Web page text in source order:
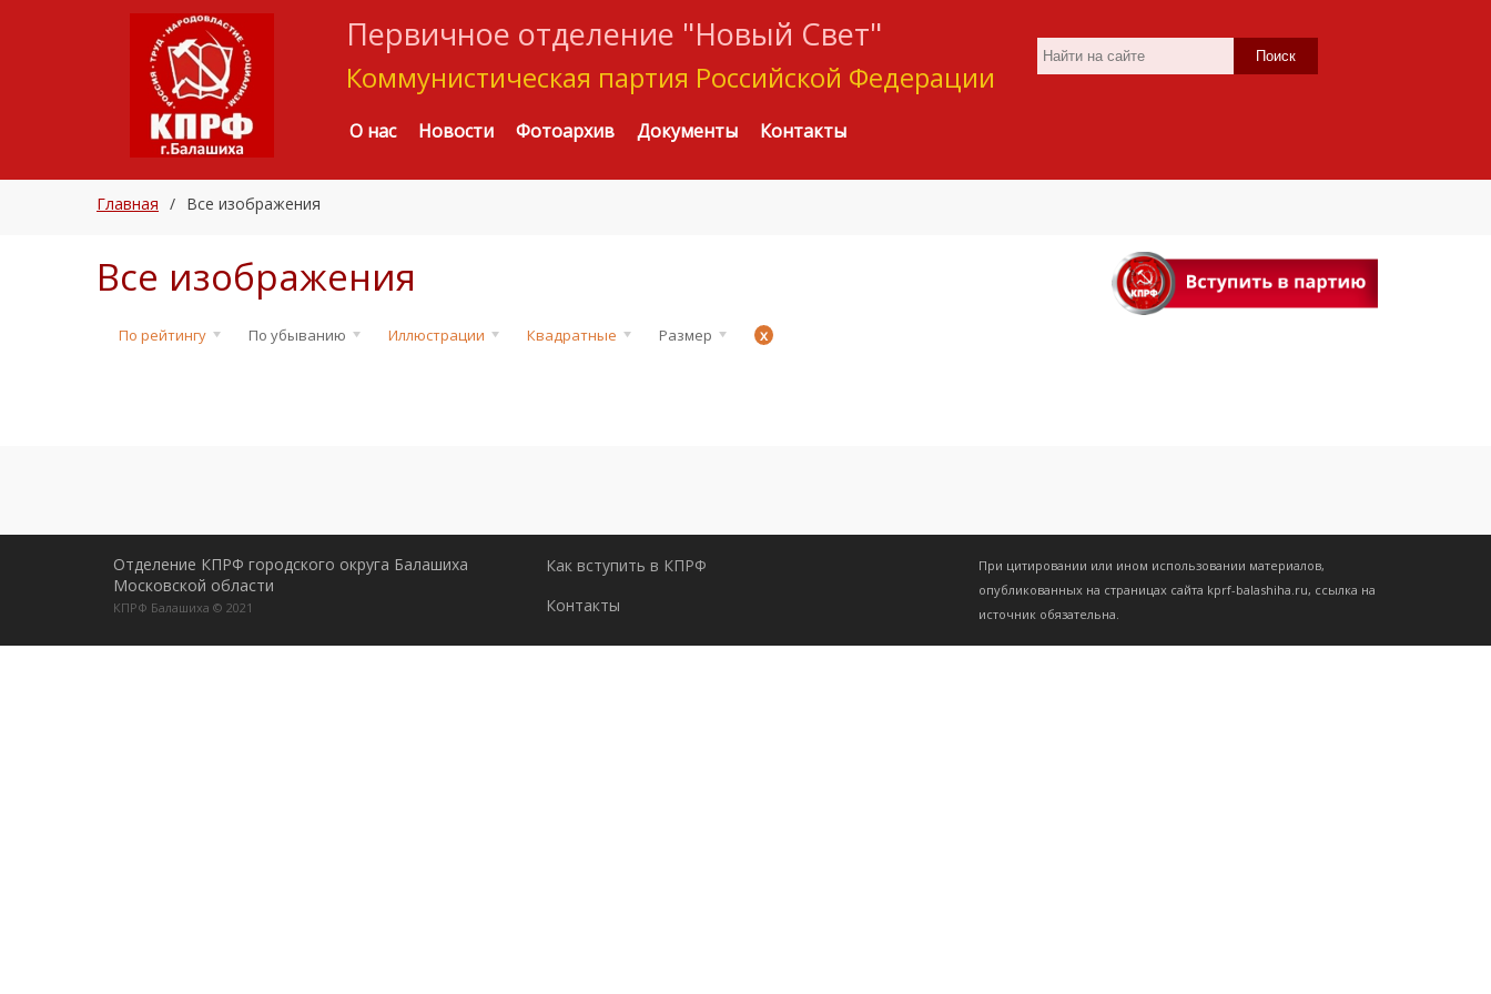
Первичное отделение "Новый Свет"
Коммунистическая партия Российской Федерации
Поиск
О нас Новости Фотоархив Документы Контакты
Главная / Все изображения
Все изображения
По рейтингу По убыванию Иллюстрации Квадратные Размер x
Отделение КПРФ городского округа Балашиха
Московской области
КПРФ Балашиха © 2021
Как вступить в КПРФ
Контакты
При цитировании или ином использовании материалов,
опубликованных на страницах сайта kprf-balashiha.ru, ссылка на
источник обязательна.